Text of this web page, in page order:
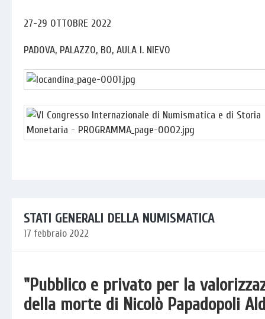
27-29 OTTOBRE 2022
PADOVA, PALAZZO, BO, AULA I. NIEVO
STATI GENERALI DELLA NUMISMATICA
17 febbraio 2022
"Pubblico e privato per la
della morte di Nicolò Papadopoli